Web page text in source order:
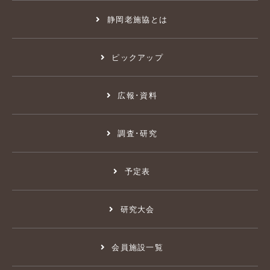
静岡老施協とは
ピックアップ
広報･資料
調査･研究
予定表
研究大会
会員施設一覧